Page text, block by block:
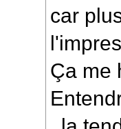
car
Ça me